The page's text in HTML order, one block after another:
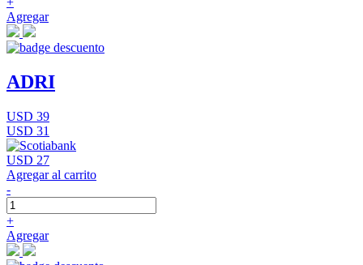
Agregar
ADRI
USD 39
USD 31
USD 27
Agregar al carrito
-
+
Agregar